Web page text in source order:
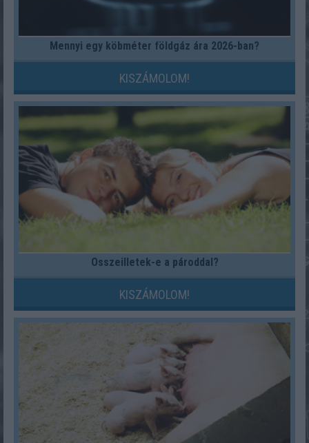
Mennyi egy köbméter földgáz ára 2026-ban?
KISZÁMOLOM!
Összeilletek-e a pároddal?
KISZÁMOLOM!